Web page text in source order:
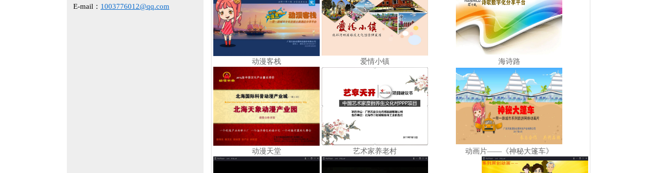
E-mail： 1003776012@qq.com
动漫客栈 爱情小镇 海诗路
动漫天堂 艺术家养老村 动画片——《神秘大篷车》